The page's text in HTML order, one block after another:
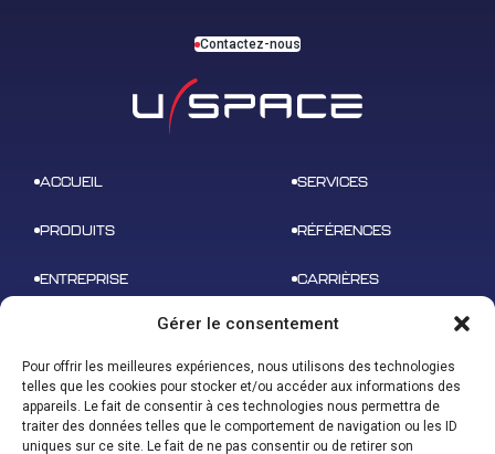
Gérer le consentement
Pour offrir les meilleures expériences, nous utilisons des technologies
telles que les cookies pour stocker et/ou accéder aux informations des
appareils. Le fait de consentir à ces technologies nous permettra de
traiter des données telles que le comportement de navigation ou les ID
uniques sur ce site. Le fait de ne pas consentir ou de retirer son
Contactez-nous
ACCUEIL SERVICES
PRODUITS RÉFÉRENCES
ENTREPRISE CARRIÈRES
CONTACT